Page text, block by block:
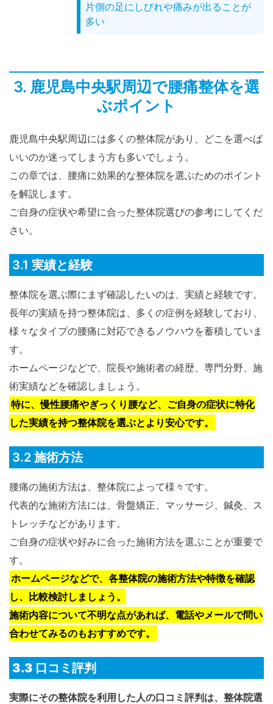
片側の足にしびれや痛みが出ることが
多い
3. 鹿児島中央駅周辺で腰痛整体を選
ぶポイント
鹿児島中央駅周辺には多くの整体院があり、どこを選べば
いいのか迷ってしまう方も多いでしょう。
この章では、腰痛に効果的な整体院を選ぶためのポイント
を解説します。
ご自身の症状や希望に合った整体院選びの参考にしてくだ
さい。
3.1 実績と経験
整体院を選ぶ際にまず確認したいのは、実績と経験です。
長年の実績を持つ整体院は、多くの症例を経験しており、
様々なタイプの腰痛に対応できるノウハウを蓄積していま
す。
ホームページなどで、院長や施術者の経歴、専門分野、施
術実績などを確認しましょう。
特に、慢性腰痛やぎっくり腰など、ご自身の症状に特化
した実績を持つ整体院を選ぶとより安心です。
3.2 施術方法
腰痛の施術方法は、整体院によって様々です。
代表的な施術方法には、骨盤矯正、マッサージ、鍼灸、ス
トレッチなどがあります。
ご自身の症状や好みに合った施術方法を選ぶことが重要で
す。
ホームページなどで、各整体院の施術方法や特徴を確認
し、比較検討しましょう。
施術内容について不明な点があれば、電話やメールで問い
合わせてみるのもおすすめです。
3.3 口コミ評判
実際にその整体院を利用した人の口コミ評判は、整体院選